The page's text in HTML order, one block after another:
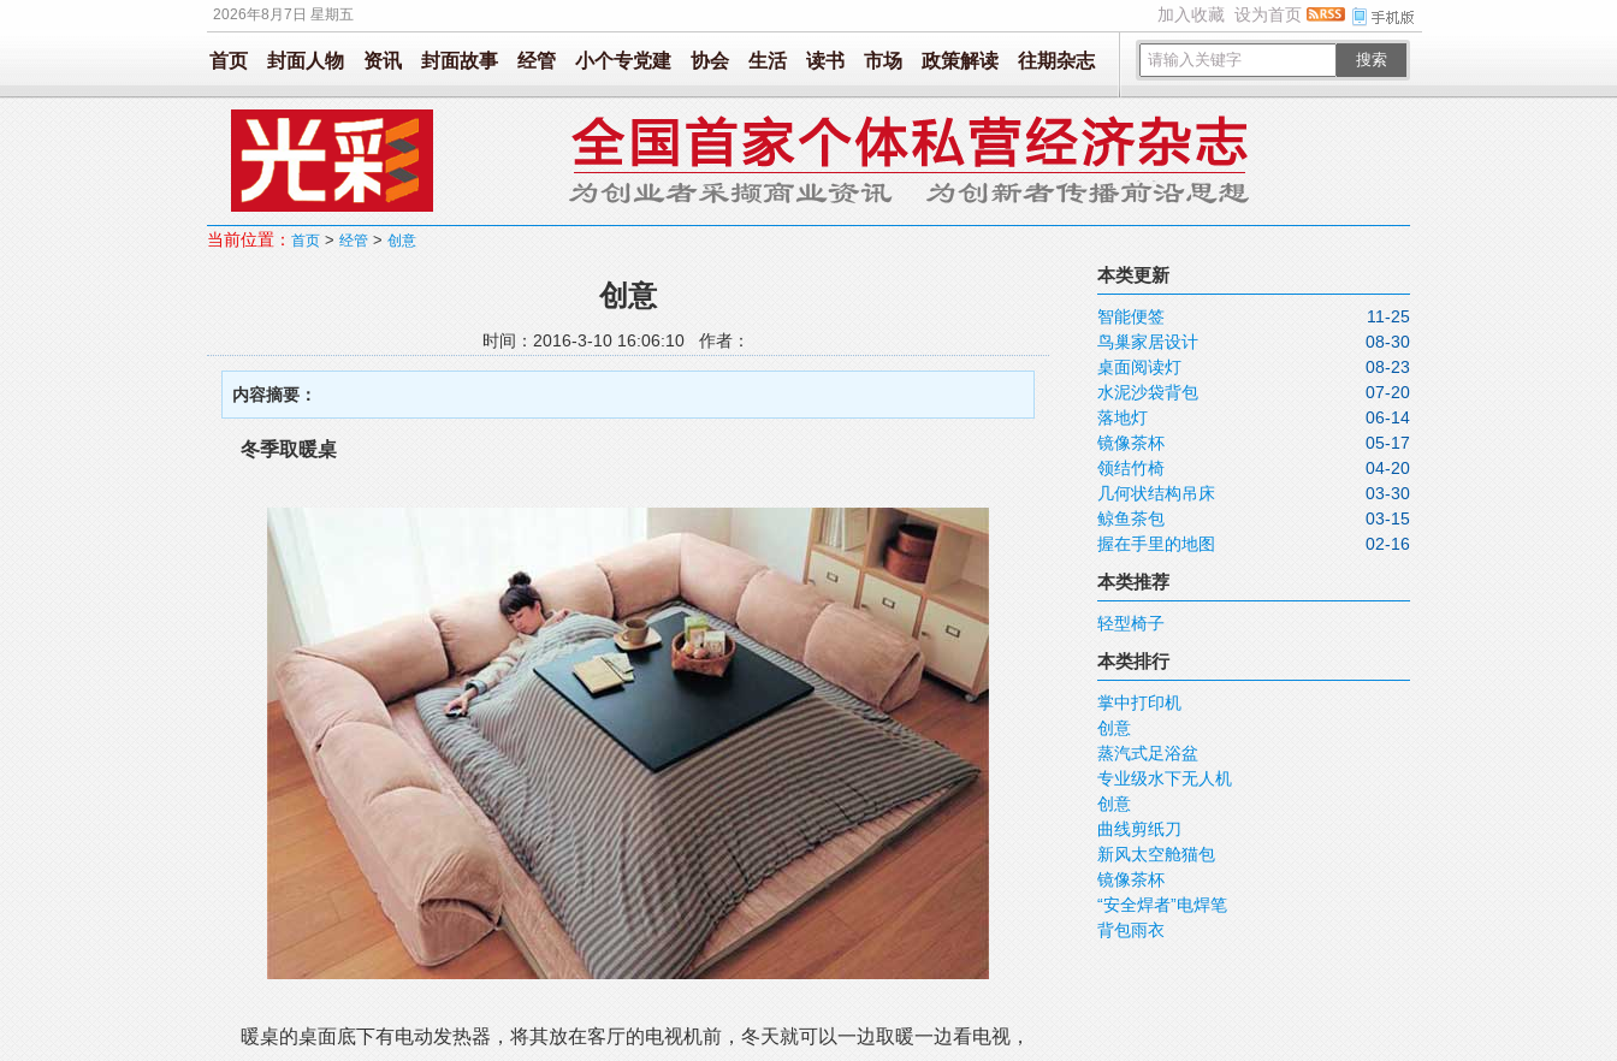
2026年8月7日 星期五 加入收藏 设为首页
搜索
首页 封面人物 资讯 封面故事 经管 小个专党建 协会 生活 读书 市场 政策解读 往期杂志
当前位置： 首页 > 经管 > 创意
创意
时间：2016-3-10 16:06:10 作者：
内容摘要：
冬季取暖桌
暖桌的桌面底下有电动发热器，将其放在客厅的电视机前，冬天就可以一边取暖一边看电视，
本类更新
11-25
智能便签
08-30
鸟巢家居设计
08-23
桌面阅读灯
07-20
水泥沙袋背包
06-14
落地灯
05-17
镜像茶杯
04-20
领结竹椅
03-30
几何状结构吊床
03-15
鲸鱼茶包
02-16
握在手里的地图
本类推荐
轻型椅子
本类排行
掌中打印机
创意
蒸汽式足浴盆
专业级水下无人机
创意
曲线剪纸刀
新风太空舱猫包
镜像茶杯
“安全焊者”电焊笔
背包雨衣